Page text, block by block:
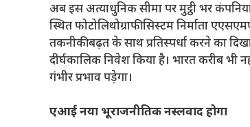
अब इस अत्याधुनिक सीमा पर मुट्ठी भर
स्थित फोटोलिथोग्राफी सिस्टम निर्माता
तकनीकी बढ़त के साथ प्रतिस्पर्धा करने का
दीर्घकालिक निवेश किया है। भारत करीब
गंभीर प्रभाव पड़ेगा।
एआई नया भूराजनीतिक नस्लवाद होगा